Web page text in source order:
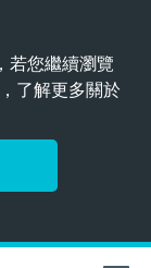
若您繼續瀏覽
了解更多關於